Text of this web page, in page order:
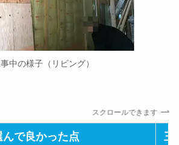
中の様子（リビング）
スクロールできます
で良かった点 三